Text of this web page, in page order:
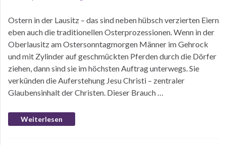
Ostern in der Lausitz – das sind neben hübsch verzierten Eiern
eben auch die traditionellen Osterprozessionen. Wenn in der
Oberlausitz am Ostersonntagmorgen Männer im Gehrock
und mit Zylinder auf geschmückten Pferden durch die Dörfer
ziehen, dann sind sie im höchsten Auftrag unterwegs. Sie
verkünden die Auferstehung Jesu Christi – zentraler
Glaubensinhalt der Christen. Dieser Brauch …
Weiterlesen